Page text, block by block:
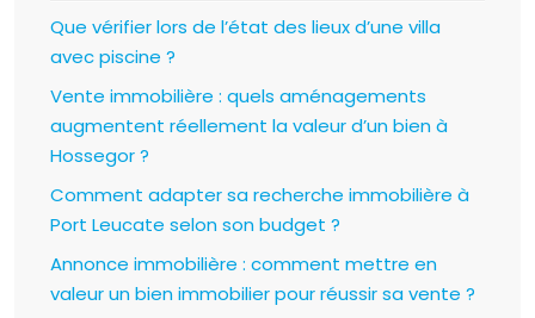
Que vérifier lors de l’état des lieux d’une villa
avec piscine ?
Vente immobilière : quels aménagements
augmentent réellement la valeur d’un bien à
Hossegor ?
Comment adapter sa recherche immobilière à
Port Leucate selon son budget ?
Annonce immobilière : comment mettre en
valeur un bien immobilier pour réussir sa vente ?